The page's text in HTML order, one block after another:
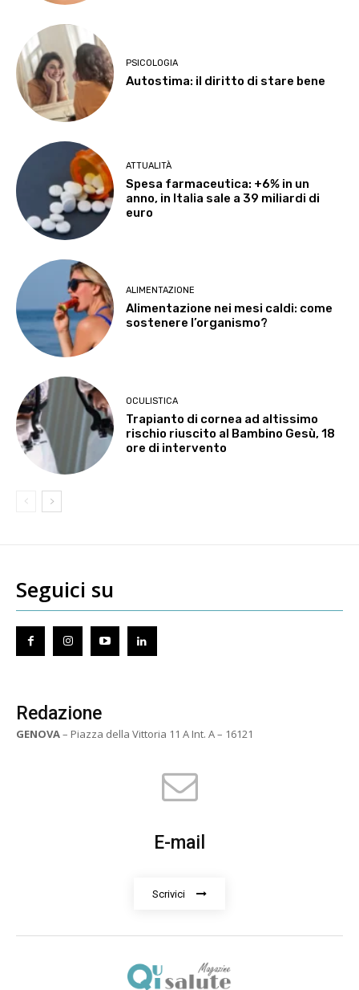
PSICOLOGIA
Autostima: il diritto di stare bene
ATTUALITÀ
Spesa farmaceutica: +6% in un
anno, in Italia sale a 39 miliardi di
euro
ALIMENTAZIONE
Alimentazione nei mesi caldi: come
sostenere l’organismo?
OCULISTICA
Trapianto di cornea ad altissimo
rischio riuscito al Bambino Gesù, 18
ore di intervento
Seguici su
Redazione
GENOVA– Piazza della Vittoria 11 A Int. A – 16121
E-mail
Scrivici